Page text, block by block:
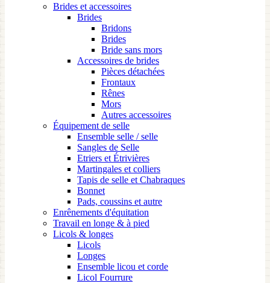
Brides et accessoires
Brides
Bridons
Brides
Bride sans mors
Accessoires de brides
Pièces détachées
Frontaux
Rênes
Mors
Autres accessoires
Équipement de selle
Ensemble selle / selle
Sangles de Selle
Etriers et Étrivières
Martingales et colliers
Tapis de selle et Chabraques
Bonnet
Pads, coussins et autre
Enrênements d'équitation
Travail en longe & à pied
Licols & longes
Licols
Longes
Ensemble licou et corde
Licol Fourrure